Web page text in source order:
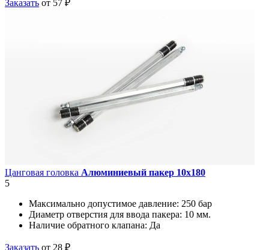
Заказать от 57 ₽
Цанговая головка Алюминиевый пакер 10х180
5
Максимально допустимое давление: 250 бар
Диаметр отверстия для ввода пакера: 10 мм.
Наличие обратного клапана: Да
Заказать от 28 ₽